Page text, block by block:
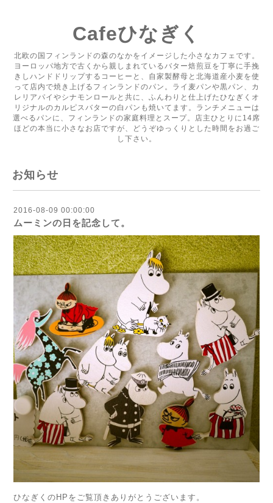
Cafeひなぎく
北欧の国フィンランドの森のなかをイメージした小さなカフェです。
ヨーロッパ地方で古くから親しまれているバター焙煎豆を丁寧に手挽
きしハンドドリップするコーヒーと、自家製酵母と北海道産小麦を使
って店内で焼き上げるフィンランドのパン。ライ麦パンや黒パン、カ
レリアパイやシナモンロールと共に、ふんわりと仕上げたひなぎくオ
リジナルのカルピスバターの白パンも焼いてます。ランチメニューは
選べるパンに、フィンランドの家庭料理とスープ。店主ひとりに14席
ほどの本当に小さなお店ですが、どうぞゆっくりとした時間をお過ご
し下さい。
お知らせ
2016-08-09 00:00:00
ムーミンの日を記念して。
ひなぎくのHPをご覧頂きありがとうございます。